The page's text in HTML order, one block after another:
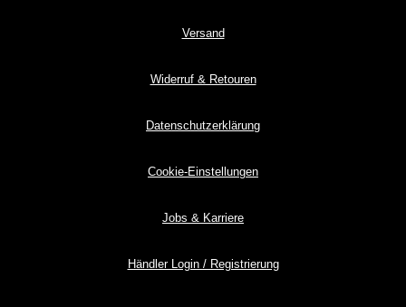
Versand
Widerruf & Retouren
Datenschutzerklärung
Cookie-Einstellungen
Jobs & Karriere
Händler Login / Registrierung